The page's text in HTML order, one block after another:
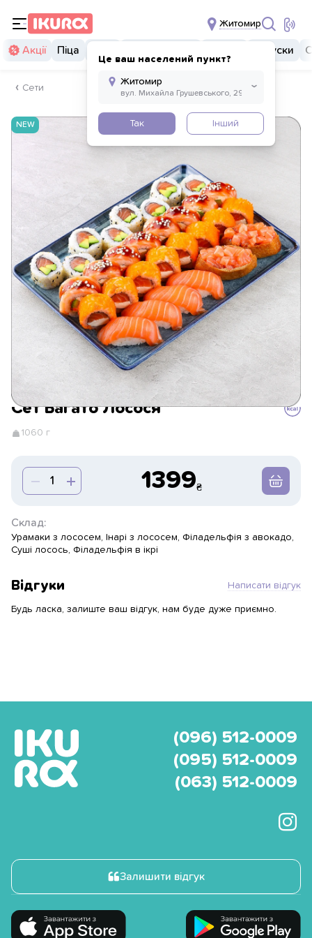
Житомир
Це ваш населений пункт?
Так Інший
Акції Піца Закуски
Сети
NEW
Сет Багато Лосося
1060 г
1399
Склад:
Урамаки з лососем, Інарі з лососем, Філадельфія з авокадо,
Суші лосось, Філадельфія в ікрі
Відгуки Написати відгук
Будь ласка, залиште ваш відгук, нам буде дуже приємно.
(096) 512-0009
(095) 512-0009
(063) 512-0009
Залишити відгук